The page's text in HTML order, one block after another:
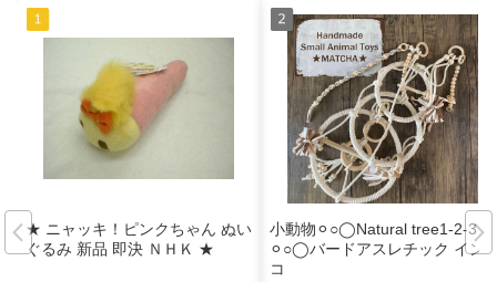
★ ニャッキ！ピンクちゃん ぬい
ぐるみ 新品 即決 ＮＨＫ ★
小動物⚪︎○◯Natural tree1-2-3
⚪︎○◯バードアスレチック イン
コ